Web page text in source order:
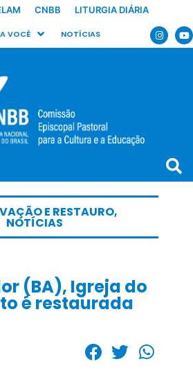
CNBB LITURGIA DIÁRIA
VOCÊ NOTÍCIAS
E RESTAURO,
NOTÍCIAS
(BA), Igreja do
é restaurada